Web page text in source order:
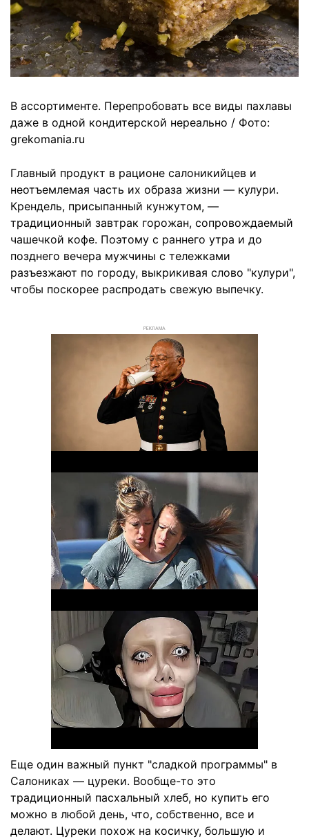
В ассортименте. Перепробовать все виды пахлавы
даже в одной кондитерской нереально / Фото:
grekomania.ru
Главный продукт в рационе салоникийцев и
неотъемлемая часть их образа жизни — кулури.
Крендель, присыпанный кунжутом, —
традиционный завтрак горожан, сопровождаемый
чашечкой кофе. Поэтому с раннего утра и до
позднего вечера мужчины с тележками
разъезжают по городу, выкрикивая слово "кулури",
чтобы поскорее распродать свежую выпечку.
РЕКЛАМА
Еще один важный пункт "сладкой программы" в
Салониках — цуреки. Вообще-то это
традиционный пасхальный хлеб, но купить его
можно в любой день, что, собственно, все и
делают. Цуреки похож на косичку, большую и